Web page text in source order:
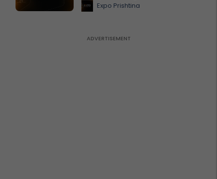
Expo Prishtina